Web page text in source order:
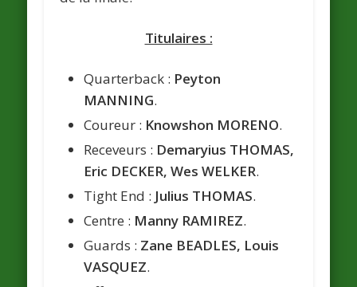
Titulaires :
Quarterback : Peyton
MANNING.
Coureur : Knowshon MORENO.
Receveurs : Demaryius THOMAS,
Eric DECKER, Wes WELKER.
Tight End : Julius THOMAS.
Centre : Manny RAMIREZ.
Guards : Zane BEADLES, Louis
VASQUEZ.